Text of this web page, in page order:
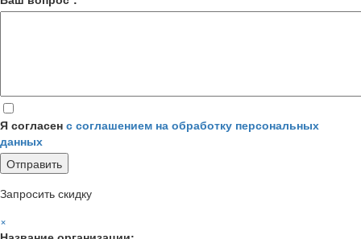
Я согласен с соглашением на обработку персональных
данных
Запросить скидку
×